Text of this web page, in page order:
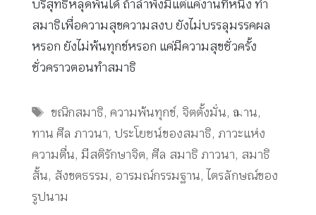
บริสุทธิ์หลุดพ้นได้ ถ้าลำพังมีแต่แค่งานที่หนึ่ง ทำ
สมาธิเพื่อความสุขความสงบ ยังไม่บรรลุมรรคผล
หรอก ยังไม่พ้นทุกข์หรอก แค่มีความสุขชั่วครั้ง
ชั่วคราวตอนทำสมาธิ
Tags
ขณิกสมาธิ,ความพ้นทุกข์, จิตตั้งมั่น, ฌาน,
ทาน ศีล ภาวนา, ประโยชน์ของสมาธิ, ภาวะแห่ง
ความตื่น, มีสติรักษาจิต, ศีล สมาธิ ภาวนา, สมาธิ
สั้น, สังขตธรรม, อารมณ์กรรมฐาน, ไตรลักษณ์ของ
รูปนาม